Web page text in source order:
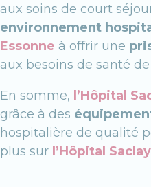
aux soins de court
environnement
Essonne à offrir une
aux besoins de santé
En somme, l’Hôpital
grâce à des
hospitalière de qualité
plus sur l’Hôpital Saclay